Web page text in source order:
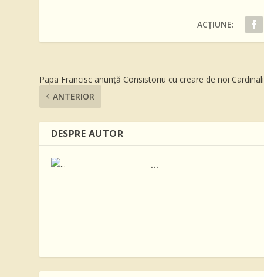
ACȚIUNE:
Papa Francisc anunță Consistoriu cu creare de noi Cardinali
ANTERIOR
DESPRE AUTOR
...